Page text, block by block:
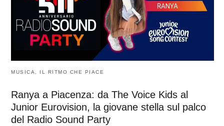
MUSICA, IL RITMO CHE PIACE
Ranya a Piacenza: da The Voice Kids al
Junior Eurovision, la giovane stella sul palco
del Radio Sound Party